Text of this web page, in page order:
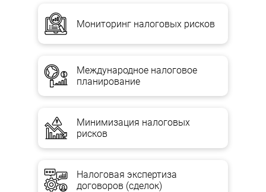
Мониторинг налоговых рисков
Международное налоговое
планирование
Минимизация налоговых
рисков
Налоговая экспертиза
договоров (сделок)